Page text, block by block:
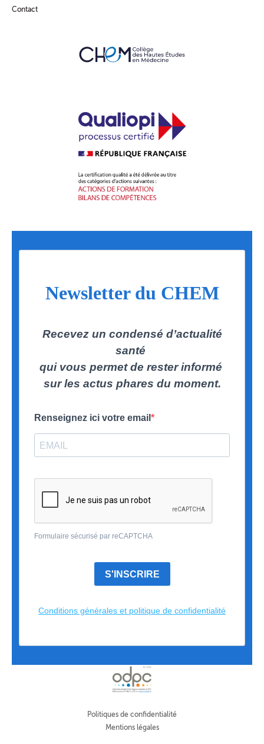
Contact
Newsletter du CHEM
Recevez un condensé d’actualité
santé
qui vous permet de rester informé
sur les actus phares du moment.
Renseignez ici votre email
Formulaire sécurisé par reCAPTCHA
S'INSCRIRE
Conditions générales et politique de confidentialité
Politiques de confidentialité
Mentions légales